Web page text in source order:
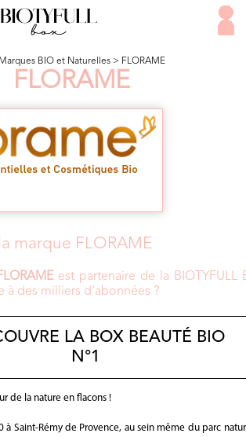
Marques BIO et Naturelles > FLORAME
FLORAME
marque FLORAME
est partenaire de la BIOTYFULL
à des milliers d'abonnées ?
LA BOX BEAUTÉ BIO
N°1
de la nature en flacons !
à Saint-Rémy de Provence, au sein même du parc